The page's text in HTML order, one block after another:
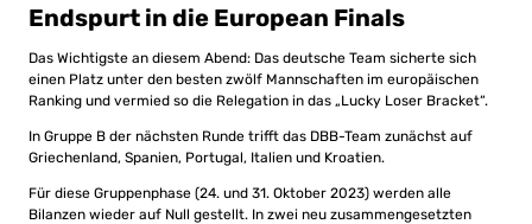
Endspurt in die European Finals
Das Wichtigste an diesem Abend: Das deutsche Team sicherte sich
einen Platz unter den besten zwölf Mannschaften im europäischen
Ranking und vermied so die Relegation in das „Lucky Loser Bracket“.
In Gruppe B der nächsten Runde trifft das DBB-Team zunächst auf
Griechenland, Spanien, Portugal, Italien und Kroatien.
Für diese Gruppenphase (24. und 31. Oktober 2023) werden alle
Bilanzen wieder auf Null gestellt. In zwei neu zusammengesetzten